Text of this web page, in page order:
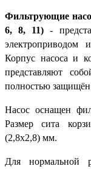
Фильтрующие
6, 8, 11)-
электроприводом
Корпус насоса и
представляют
полностью защищён
Насос оснащен
Размер сита
(2,8х2,8) мм.
Для нормальной